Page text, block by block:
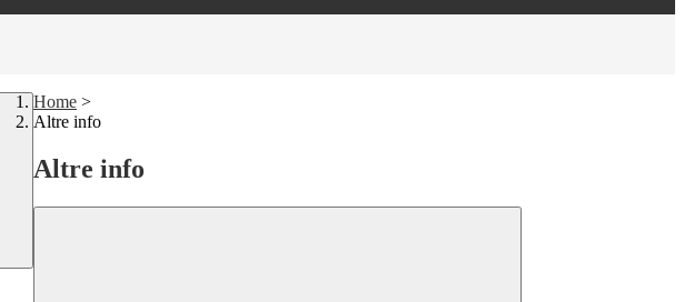
Home >
Altre info
Altre info